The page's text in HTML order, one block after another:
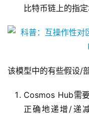
比特币链上的指定
该模型中的有些假设/
Cosmos Hub需
正确地递增/递